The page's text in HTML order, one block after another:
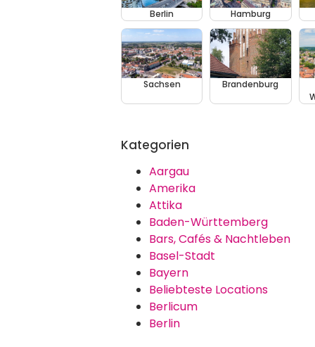
Berlin Hamburg
Sachsen Brandenburg
Kategorien
Aargau
Amerika
Attika
Baden-Württemberg
Bars, Cafés & Nachtleben
Basel-Stadt
Bayern
Beliebteste Locations
Berlicum
Berlin